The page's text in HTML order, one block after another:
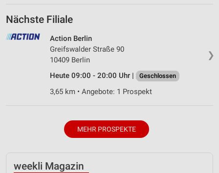
Nächste Filiale
❯
Action Berlin
Greifswalder Straße 90
10409 Berlin
Heute 09:00 - 20:00 Uhr |
Geschlossen
3,65 km • Angebote: 1 Prospekt
MEHR PROSPEKTE
weekli Magazin